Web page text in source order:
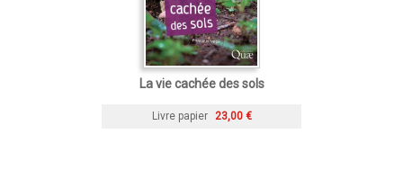
La vie cachée des sols
Livre papier 23,00 €